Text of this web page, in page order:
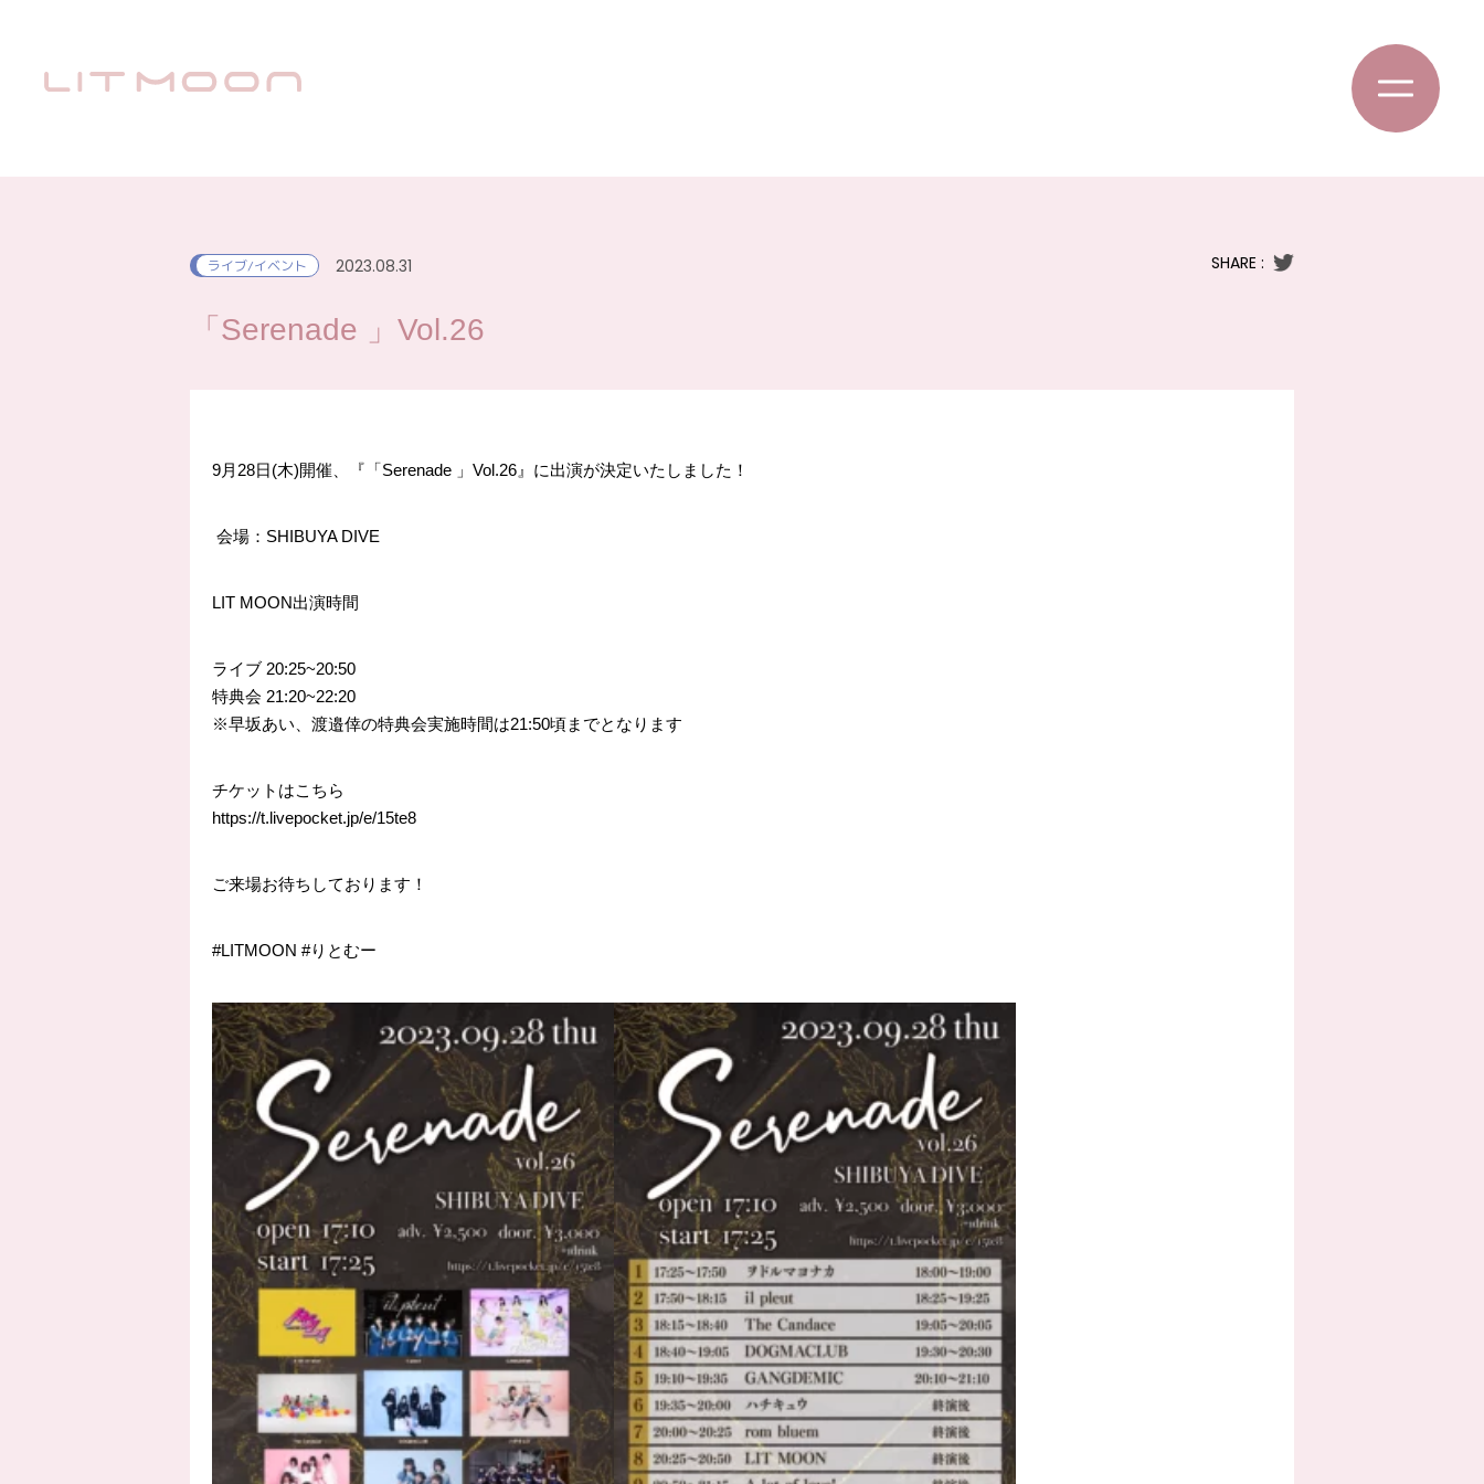
ライブ/イベント 2023.08.31 SHARE :
「Serenade 」Vol.26
9月28日(木)開催、『「Serenade 」Vol.26』に出演が決定いたしました！
会場：SHIBUYA DIVE
LIT MOON出演時間
ライブ 20:25~20:50
特典会 21:20~22:20
※早坂あい、渡邉倖の特典会実施時間は21:50頃までとなります
チケットはこちら
https://t.livepocket.jp/e/15te8
ご来場お待ちしております！
#LITMOON #りとむー